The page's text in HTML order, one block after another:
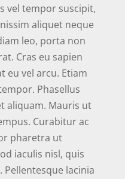
vel tempor suscipit,
aliquet neque
leo, porta non
Cras eu sapien
eu vel arcu. Etiam
Phasellus
aliquam. Mauris ut
Curabitur ac
pharetra ut
iaculis nisl, quis
Pellentesque lacinia